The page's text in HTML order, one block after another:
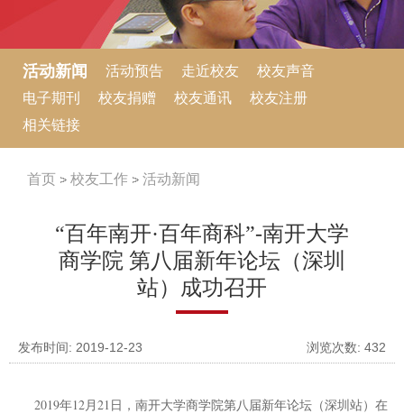
活动新闻 活动预告 走近校友
校友声音
电子期刊
校友捐赠 校友通讯
校友注册
相关链接
首页 校友工作 活动新闻
“百年南开·百年商科”-南开大学
商学院 第八届新年论坛（深圳
站）成功召开
发布时间: 2019-12-23 浏览次数: 432
2019年12月21 日，南开大学商学院第八届新年论坛（深圳站）在